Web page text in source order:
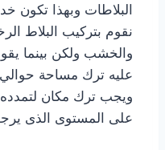
البلاطات وبهذا تكون
نقوم بتركيب البلاط
والخشب ولكن بينما
ويجب ترك مكان
على المستوى الذى